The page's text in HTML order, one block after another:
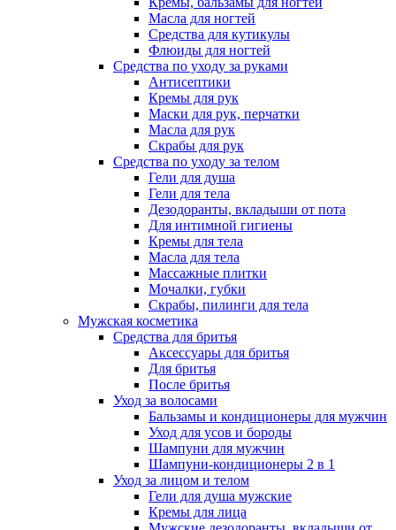
Масла для ногтей
Средства для кутикулы
Флюиды для ногтей
Средства по уходу за руками
Антисептики
Кремы для рук
Маски для рук, перчатки
Масла для рук
Скрабы для рук
Средства по уходу за телом
Гели для душа
Гели для тела
Дезодоранты, вкладыши от пота
Для интимной гигиены
Кремы для тела
Масла для тела
Массажные плитки
Мочалки, губки
Скрабы, пилинги для тела
Мужская косметика
Средства для бритья
Аксессуары для бритья
Для бритья
После бритья
Уход за волосами
Бальзамы и кондиционеры для мужчин
Уход для усов и бороды
Шампуни для мужчин
Шампуни-кондиционеры 2 в 1
Уход за лицом и телом
Гели для душа мужские
Кремы для лица